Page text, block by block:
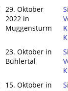
29. Oktober
2022 in
Muggensturm
23. Oktober in
Bühlertal
15. Oktober in